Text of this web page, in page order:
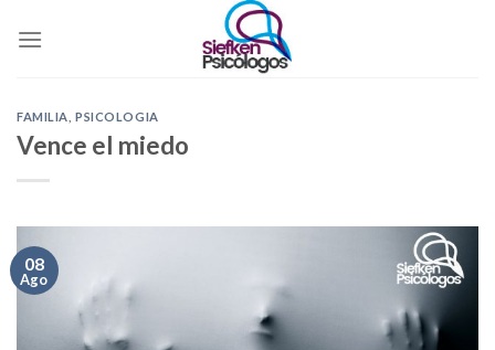
FAMILIA ,PSICOLOGIA
Vence el miedo
08
Ago